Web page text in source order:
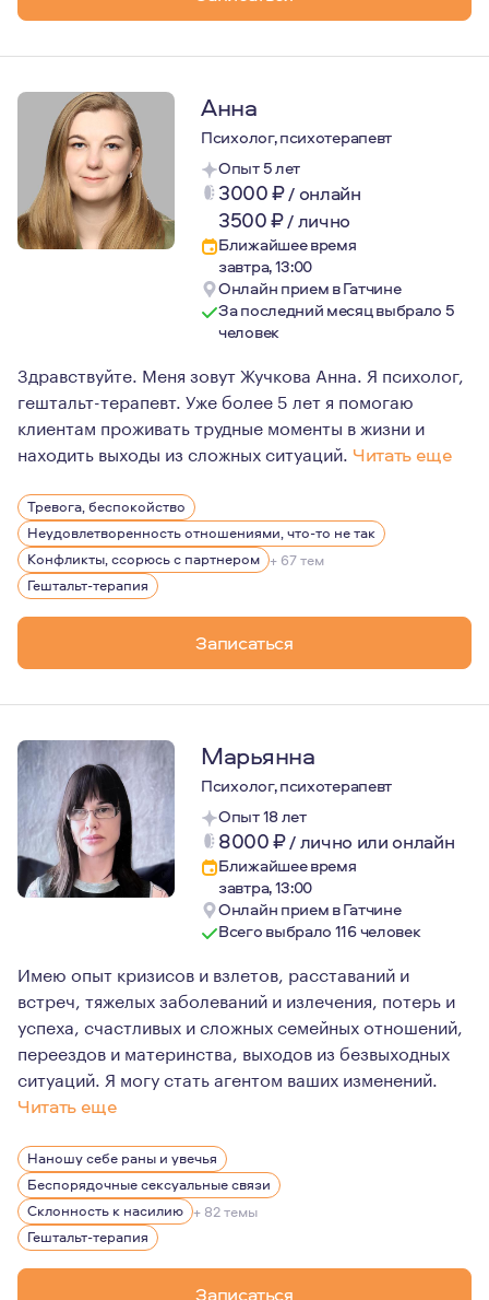
Анна
Психолог, психотерапевт
Опыт 5 лет
3000₽/ онлайн
3500₽/лично
Ближайшее время
завтра, 13:00
Онлайн прием в Гатчине
За последний месяц выбрало 5
человек
Здравствуйте. Меня зовут Жучкова Анна. Я психолог,
гештальт-терапевт. Уже более 5 лет я помогаю
клиентам проживать трудные моменты в жизни и
находить выходы из сложных ситуаций. Читать еще
В психологию я пришла в осознанном возрасте.
Очень люблю эту профессию, люблю учиться и
Я очень люблю природу, прогулки и собак. Для меня
В
Тревога, беспокойство
Неудовлетворенность отношениями, что-то не так
Конфликты, ссорюсь с партнером + 67 тем
Гештальт-терапия
Записаться
Марьянна
Психолог, психотерапевт
Опыт 18 лет
8000₽/лично или онлайн
Ближайшее время
завтра, 13:00
Онлайн прием в Гатчине
Всего выбрало 116 человек
Имею опыт кризисов и взлетов, расставаний и
встреч, тяжелых заболеваний и излечения, потерь и
успеха, счастливых и сложных семейных отношений,
переездов и материнства, выходов из безвыходных
ситуаций. Я могу стать агентом ваших изменений.
Читать еще
Мои успехи в профессии, высокая устойчивость,
В последние годы активно работаю с молодыми,
Наношу себе раны и увечья
Беспорядочные сексуальные связи
Склонность к насилию + 82 темы
Гештальт-терапия
Записаться